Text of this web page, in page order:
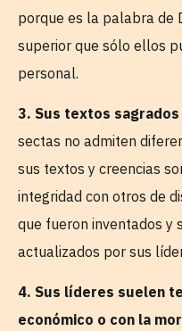
porque es la palabra de
superior que sólo ellos
personal.
3. Sus textos
sectas no admiten
sus textos y creencias
integridad con otros de
que fueron inventados y
actualizados por sus
4. Sus líderes suelen
económico o con la